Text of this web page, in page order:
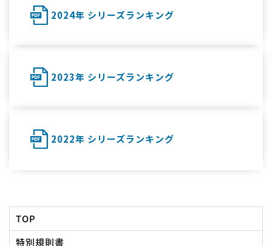
2024年 シリーズランキング
2023年 シリーズランキング
2022年 シリーズランキング
TOP
特別規則書